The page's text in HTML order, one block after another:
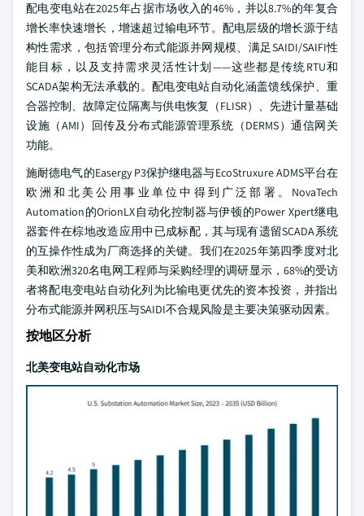
配电变电站在2025年占据市场收入的46%，并以8.7%的年复合
增长率快速增长，增速超过输电环节。配电层级的增长源于结
构性需求，包括管理分布式能源并网规模、满足SAIDI/SAIFI性
能目标，以及支持需求灵活性计划——这些都是传统RTU和
SCADA架构无法承载的。配电变电站自动化涵盖馈线保护、重
合器控制、故障定位隔离与供电恢复（FLISR）、先进计量基础
设施（AMI）回传及分布式能源管理系统（DERMS）通信网关
功能。
施耐德电气的Easergy P3保护继电器与EcoStruxure ADMS平台在
欧洲和北美公用事业单位中得到广泛部署。NovaTech
Automation的OrionLX自动化控制器与伊顿的Power Xpert继电
器套件在棕地改造应用中已成标配，其与现有遗留SCADA系统
的互操作性成为厂商选择的关键。我们在2025年第四季度对北
美和欧洲320名电网工程师与采购经理的调研显示，68%的受访
者将配电变电站自动化列为比输电更优先的资本投资，并指出
分布式能源并网积压与SAIDI不合规风险是主要决策驱动因素。
按地区分析
北美变电站自动化市场